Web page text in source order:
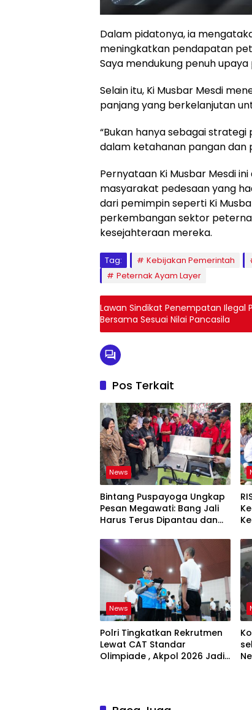
Dalam pidatonya, ia
meningkatkan pendapatan
Saya mendukung penuh
Selain itu, Ki Musbar Mesdi
panjang yang berkelanjutan
“Bukan hanya sebagai
dalam ketahanan pangan dan
Pernyataan Ki Musbar Mesdi
masyarakat pedesaan yang
dari pemimpin seperti Ki
perkembangan sektor
kesejahteraan mereka.
Tag: Kebijakan Pemerintah
Peternak Ayam Layer
Lawan Sindikat Penempatan Ilegal
Bersama Sesuai Nilai Pancasila
Pos Terkait
News
Bintang Puspayoga Ungkap
Pesan Megawati: Bang Jali
Harus Terus Dipantau dan
News
Polri Tingkatkan Rekrutmen
Lewat CAT Standar
Olimpiade , Akpol 2026 Jadi